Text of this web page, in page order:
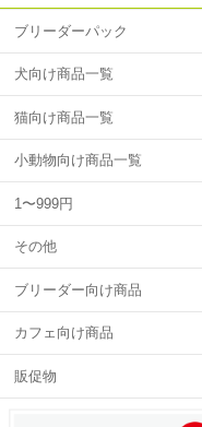
ブリーダーパック
犬向け商品一覧
猫向け商品一覧
小動物向け商品一覧
1〜999円
その他
ブリーダー向け商品
カフェ向け商品
販促物